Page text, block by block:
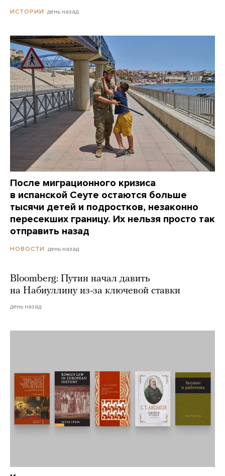
ИСТОРИИ день назад
После миграционного кризиса
в испанской Сеуте остаются больше
тысячи детей и подростков, незаконно
пересекших границу. Их нельзя просто так
отправить назад
НОВОСТИ день назад
Bloomberg: Путин начал давить
на Набиуллину из-за ключевой ставки
день назад